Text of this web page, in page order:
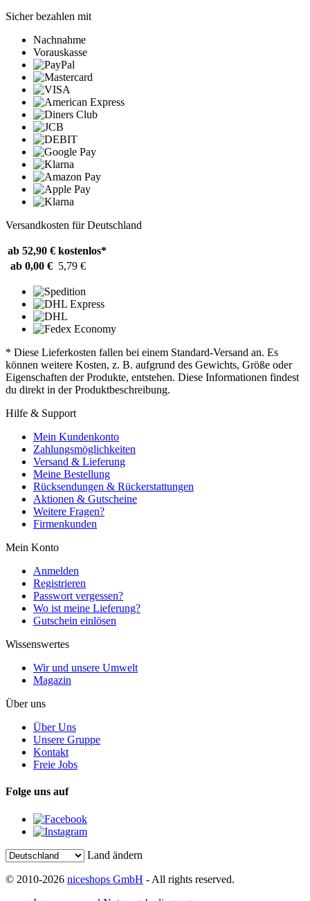
Sicher bezahlen mit
Nachnahme
Vorauskasse
Versandkosten für Deutschland
ab 52,90 € kostenlos*
ab 0,00 € 5,79 €
* Diese Lieferkosten fallen bei einem Standard-Versand an. Es
können weitere Kosten, z. B. aufgrund des Gewichts, Größe oder
Eigenschaften der Produkte, entstehen. Diese Informationen findest
du direkt in der Produktbeschreibung.
Hilfe & Support
Mein Kundenkonto
Zahlungsmöglichkeiten
Versand & Lieferung
Meine Bestellung
Rücksendungen & Rückerstattungen
Aktionen & Gutscheine
Weitere Fragen?
Firmenkunden
Mein Konto
Anmelden
Registrieren
Passwort vergessen?
Wo ist meine Lieferung?
Gutschein einlösen
Wissenswertes
Wir und unsere Umwelt
Magazin
Über uns
Über Uns
Unsere Gruppe
Kontakt
Freie Jobs
Folge uns auf
Land ändern
© 2010-2026 niceshops GmbH - All rights reserved.